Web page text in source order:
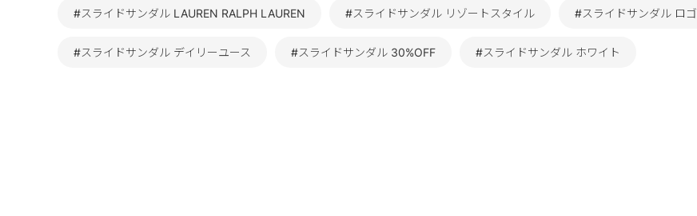
#スライドサンダル LAUREN RALPH LAUREN #スライドサンダル リゾートスタイル #スライドサンダル ロゴ
#スライドサンダル デイリーユース #スライドサンダル 30%OFF #スライドサンダル ホワイト